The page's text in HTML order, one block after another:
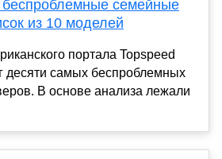
семейные
из 10 моделей
портала Topspeed
десяти самых беспроблемных
В основе анализа лежали